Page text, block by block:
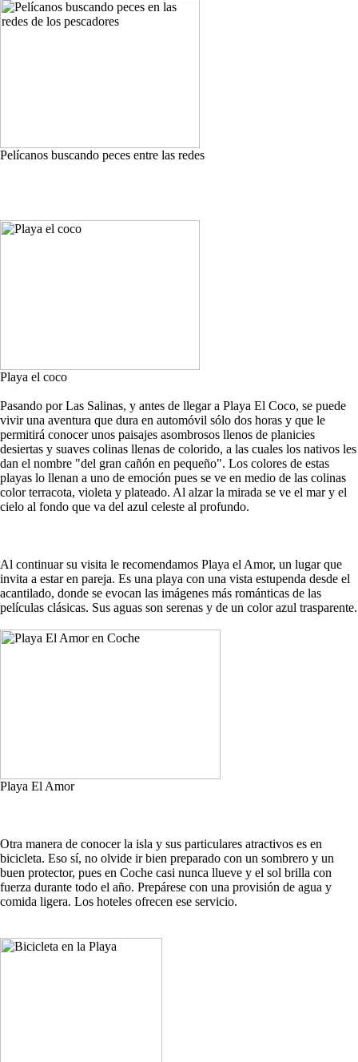
Pelícanos buscando peces entre las redes
Playa el coco
Pasando por Las Salinas, y antes de llegar a Playa El Coco, se puede
vivir una aventura que dura en automóvil sólo dos horas y que le
permitirá conocer unos paisajes asombrosos llenos de planicies
desiertas y suaves colinas llenas de colorido, a las cuales los nativos les
dan el nombre "del gran cañón en pequeño". Los colores de estas
playas lo llenan a uno de emoción pues se ve en medio de las colinas
color terracota, violeta y plateado. Al alzar la mirada se ve el mar y el
cielo al fondo que va del azul celeste al profundo.
Al continuar su visita le recomendamos Playa el Amor, un lugar que
invita a estar en pareja. Es una playa con una vista estupenda desde el
acantilado, donde se evocan las imágenes más románticas de las
películas clásicas. Sus aguas son serenas y de un color azul trasparente.
Playa El Amor
Otra manera de conocer la isla y sus particulares atractivos es en
bicicleta. Eso sí, no olvide ir bien preparado con un sombrero y un
buen protector, pues en Coche casi nunca llueve y el sol brilla con
fuerza durante todo el año. Prepárese con una provisión de agua y
comida ligera. Los hoteles ofrecen ese servicio.